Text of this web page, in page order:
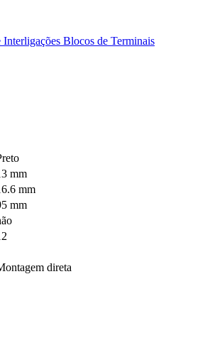
Interligações Blocos de Terminais
mm
mm
mm
direta